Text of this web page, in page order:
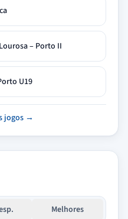
– Porto II
U19
jogos →
Melhores